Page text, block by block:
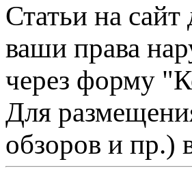
Статьи на
ваши права
через форму
Для
обзоров и пр.)